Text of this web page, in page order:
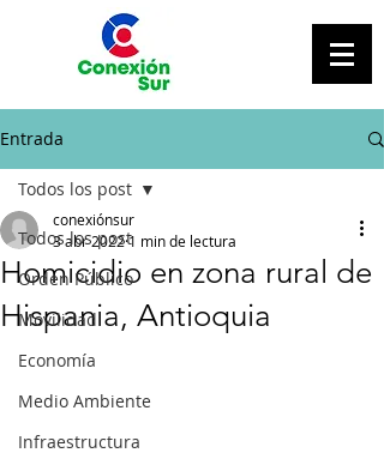
Entrada
Todos los post
Orden Público
Movilidad
Economía
Medio Ambiente
Infraestructura
Todos los post
Homicidio en zona rural de
Hispania, Antioquia
conexiónsur
3 abr 20221 min de lectura